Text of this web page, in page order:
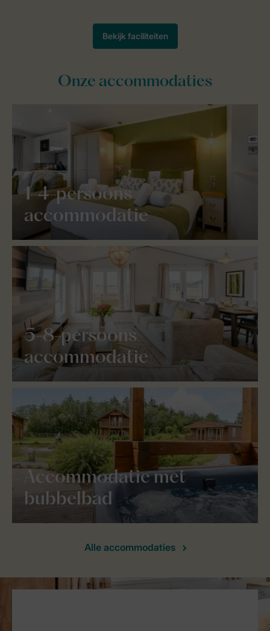
Onze accommodaties
1-4-persoons
accommodatie
5-8-persoons
accommodatie
Accommodatie met
bubbelbad
Alle accommodaties